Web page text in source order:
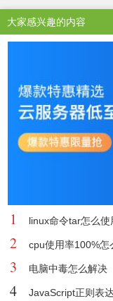
大家感兴趣的内容
1 linux命令tar怎么使
2 cpu使用率100%怎
3 电脑中毒怎么解决
4
JavaScript正则表